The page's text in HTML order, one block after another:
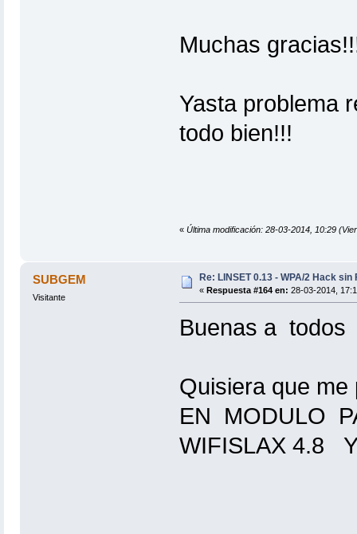
Muchas
Yasta problema
todo bien!!!
« Última modificación: 28-03-2014, 10:29
SUBGEM
Visitante
Re: LINSET 0.13 - WPA/2 Hack sin
« Respuesta #164 en: 28-03-2014,
Buenas a todos
Quisiera que
EN MODULO
WIFISLAX 4.8